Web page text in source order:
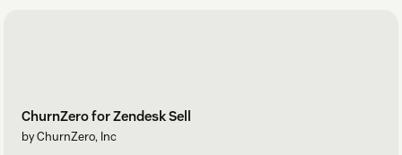
ChurnZero for Zendesk Sell
by ChurnZero, Inc